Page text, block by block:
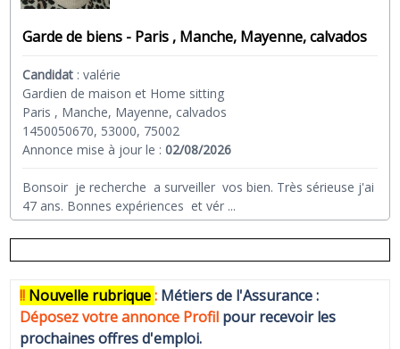
Garde de biens - Paris , Manche, Mayenne, calvados
Candidat :valérie
Gardien de maison et Home sitting
Paris , Manche, Mayenne, calvados
1450050670, 53000, 75002
Annonce mise à jour le :02/08/2026
Bonsoir je recherche a surveiller vos bien. Très sérieuse j'ai
47 ans. Bonnes expériences et vér ...
!! Nouvelle rubrique: Métiers de l'Assurance :
Déposez votre annonce Profil pour recevoir les
prochaines offres d'emploi.